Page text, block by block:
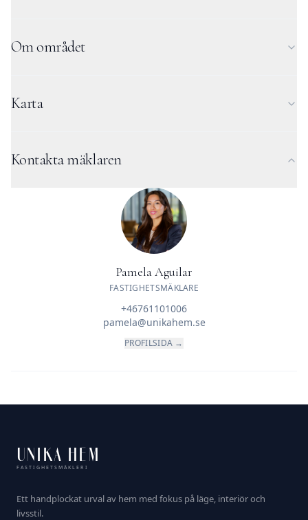
Om området
Karta
Kontakta mäklaren
Pamela Aguilar
FASTIGHETSMÄKLARE
+46761101006
pamela@unikahem.se
PROFILSIDA →
UNIKA HEM
FASTIGHETSMÄKLERI
Ett handplockat urval av hem med fokus på läge, interiör och
livsstil.